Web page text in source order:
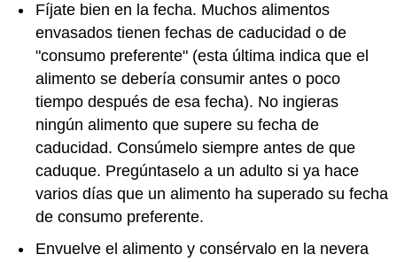
Fíjate bien en la fecha. Muchos alimentos
envasados tienen fechas de caducidad o de
"consumo preferente" (esta última indica que el
alimento se debería consumir antes o poco
tiempo después de esa fecha). No ingieras
ningún alimento que supere su fecha de
caducidad. Consúmelo siempre antes de que
caduque. Pregúntaselo a un adulto si ya hace
varios días que un alimento ha superado su fecha
de consumo preferente.
Envuelve el alimento y consérvalo en la nevera